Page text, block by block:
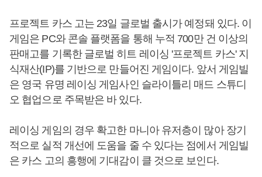
프로젝트 카스 고는 23일 글로벌 출시가 예정돼 있다. 이
게임은 PC와 콘솔 플랫폼을 통해 누적 700만 건 이상의
판매고를 기록한 글로벌 히트 레이싱 '프로젝트 카스' 지
식재산(IP)를 기반으로 만들어진 게임이다. 앞서 게임빌
은 영국 유명 레이싱 게임사인 슬라이틀리 매드 스튜디
오 협업으로 주목받은 바 있다.
레이싱 게임의 경우 확고한 마니아 유저층이 많아 장기
적으로 실적 개선에 도움을 줄 수 있다는 점에서 게임빌
은 카스 고의 흥행에 기대감이 클 것으로 보인다.